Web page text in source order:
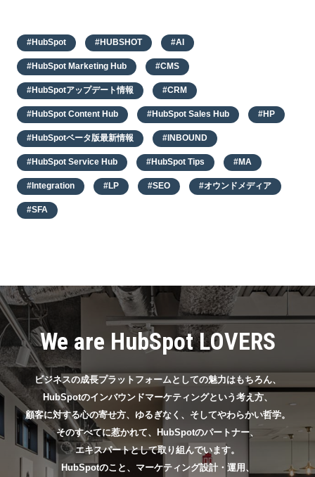
#HubSpot #HUBSHOT #AI
#HubSpot Marketing Hub #CMS
#HubSpotアップデート情報 #CRM
#HubSpot Content Hub #HubSpot Sales Hub #HP
#HubSpotベータ版最新情報 #INBOUND
#HubSpot Service Hub #HubSpot Tips #MA
#Integration #LP #SEO #オウンドメディア
#SFA
We are HubSpot LOVERS
ビジネスの成長プラットフォームとしての魅力はもちろん、
HubSpotのインバウンドマーケティングという考え方、
顧客に対する心の寄せ方、ゆるぎなく、そしてやわらかい哲学。
そのすべてに惹かれて、HubSpotのパートナー、
エキスパートとして取り組んでいます。
HubSpotのこと、マーケティング設計・運用、